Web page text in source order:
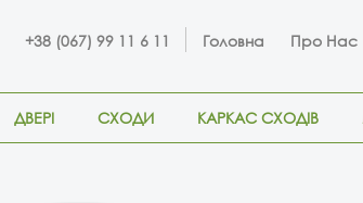
+38 (067) 99 11 6 11 Головна Про Нас
ДВЕРІ СХОДИ КАРКАС СХОДІВ